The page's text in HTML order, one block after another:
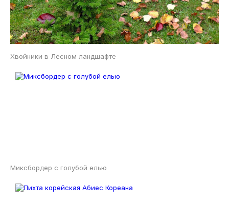
Хвойники в Лесном ландшафте
Миксбордер с голубой елью